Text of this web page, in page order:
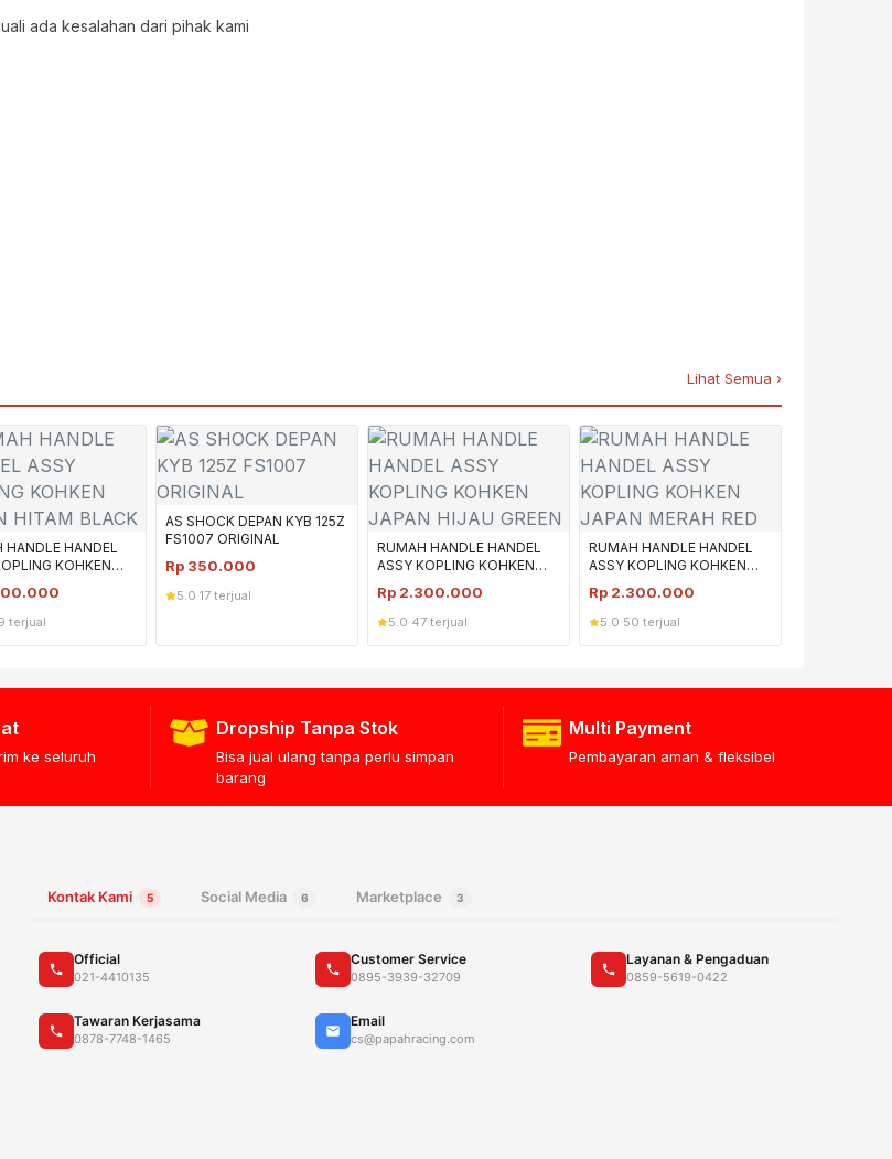
ada kesalahan dari pihak kami
Lihat Semua ›
HANDLE HANDEL
KOHKEN
terjual
AS SHOCK DEPAN KYB 125Z
FS1007 ORIGINAL
Rp 350.000
5.0 17 terjual
RUMAH HANDLE HANDEL
ASSY KOPLING KOHKEN
Rp 2.300.000
5.0 47 terjual
RUMAH HANDLE HANDEL
ASSY KOPLING KOHKEN
Rp 2.300.000
5.0 50 terjual
ke seluruh
Dropship Tanpa Stok
Bisa jual ulang tanpa perlu simpan
barang
Multi Payment
Pembayaran aman & fleksibel
Kontak Kami 5 Social Media 6 Marketplace 3
Official
021-4410135
Customer Service
0895-3939-32709
Layanan & Pengaduan
0859-5619-0422
Tawaran Kerjasama
0878-7748-1465
Email
cs@papahracing.com